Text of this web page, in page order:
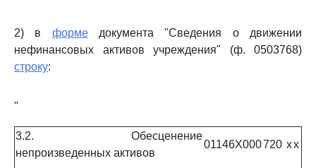
2) в формедокумента "Сведения о движении
нефинансовых активов учреждения" (ф. 0503768)
строку:
"
3.2. Обесценение
непроизведенных активов
01146X000720 xx